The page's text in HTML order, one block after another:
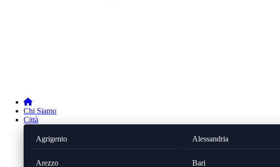
Chi Siamo
Città
Agrigento Alessandria
Arezzo Bari